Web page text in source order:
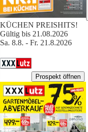
KÜCHEN PREISHITS!
Gültig bis 21.08.2026
Sa. 8.8. - Fr. 21.8.2026
Prospekt öffnen